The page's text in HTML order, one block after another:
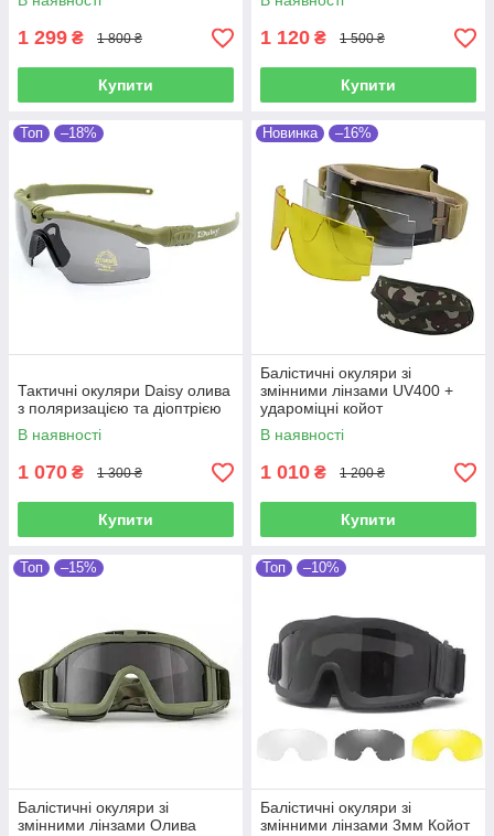
1 299 ₴ 1 800 ₴
Купити
1 120 ₴ 1 500 ₴
Купити
Топ –18%
Тактичні окуляри Daisy олива
з поляризацією та діоптрією
В наявності
1 070 ₴ 1 300 ₴
Купити
Новинка –16%
Балістичні окуляри зі
змінними лінзами UV400 +
удароміцні койот
В наявності
1 010 ₴ 1 200 ₴
Купити
Топ –15%
Балістичні окуляри зі
змінними лінзами Олива
Топ –10%
Балістичні окуляри зі
змінними лінзами 3мм Койот